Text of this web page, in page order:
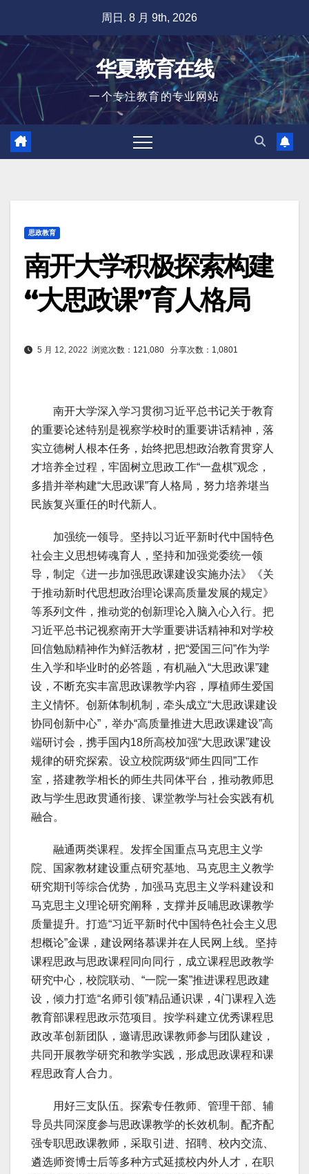
容
周日. 8 月 9th, 2026
华夏教育在线
一个专注教育的专业网站
思政教育
南开大学积极探索构建
“大思政课”育人格局
5 月 12, 2022 浏览次数：121,080 分享次数：1,0801
南开大学深入学习贯彻习近平总书记关于教育
的重要论述特别是视察学校时的重要讲话精神，落
实立德树人根本任务，始终把思想政治教育贯穿人
才培养全过程，牢固树立思政工作“一盘棋”观念，
多措并举构建“大思政课”育人格局，努力培养堪当
民族复兴重任的时代新人。
加强统一领导。坚持以习近平新时代中国特色
社会主义思想铸魂育人，坚持和加强党委统一领
导，制定《进一步加强思政课建设实施办法》《关
于推动新时代思想政治理论课高质量发展的规定》
等系列文件，推动党的创新理论入脑入心入行。把
习近平总书记视察南开大学重要讲话精神和对学校
回信勉励精神作为鲜活教材，把“爱国三问”作为学
生入学和毕业时的必答题，有机融入“大思政课”建
设，不断充实丰富思政课教学内容，厚植师生爱国
主义情怀。创新体制机制，牵头成立“大思政课建设
协同创新中心”，举办“高质量推进大思政课建设”高
端研讨会，携手国内18所高校加强“大思政课”建设
规律的研究探索。设立校院两级“师生四同”工作
室，搭建教学相长的师生共同体平台，推动教师思
政与学生思政贯通衔接、课堂教学与社会实践有机
融合。
融通两类课程。发挥全国重点马克思主义学
院、国家教材建设重点研究基地、马克思主义教学
研究期刊等综合优势，加强马克思主义学科建设和
马克思主义理论研究阐释，支撑并反哺思政课教学
质量提升。打造“习近平新时代中国特色社会主义思
想概论”金课，建设网络慕课并在人民网上线。坚持
课程思政与思政课程同向同行，成立课程思政教学
研究中心，校院联动、“一院一案”推进课程思政建
设，倾力打造“名师引领”精品通识课，4门课程入选
教育部课程思政示范项目。按学科建立优秀课程思
政改革创新团队，邀请思政课教师参与团队建设，
共同开展教学研究和教学实践，形成思政课程和课
程思政育人合力。
用好三支队伍。探索专任教师、管理干部、辅
导员共同深度参与思政课教学的长效机制。配齐配
强专职思政课教师，采取引进、招聘、校内交流、
遴选师资博士后等多种方式延揽校内外人才，在职